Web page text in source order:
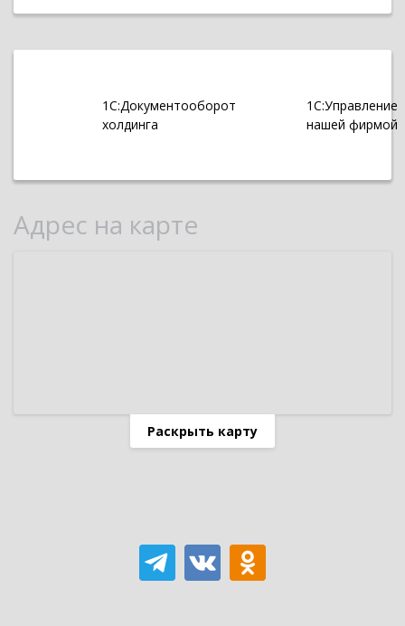
1С:Документооборот
холдинга
1С:Управление
нашей фирмой
Адрес на карте
Раскрыть карту